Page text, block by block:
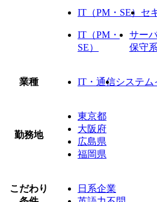
IT（PM・SE） セ
IT（PM・
SE）
サー
保守系
業種 IT・通信システム
勤務地
東京都
大阪府
広島県
福岡県
こだわり
日系企業